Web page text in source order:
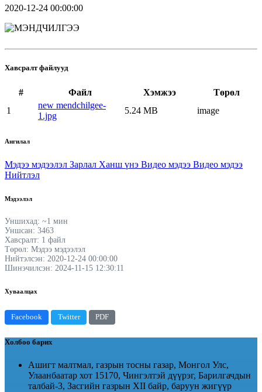
2020-12-24 00:00:00
Хавсралт файлууд
# Файл Хэмжээ
Төрөл
1
new mendchilgee-
1.jpg
5.24 MB image
Ангилал
Мэдээ мэдээлэл Зарлал Ханш үнэ Видео мэдээ Видео мэдээ
Нийтлэл
Мэдээлэл
Уншихад: ~1 мин
Уншсан: 3463
Хавсралт: 1 файл
Төрөл: Мэдээ мэдээлэл
Нийтэлсэн: 2020-12-24 00:00:00
Шинэчилсэн: 2024-11-15 12:30:11
Хуваалцах
Facebook Twitter PDF
Холбоо барих
Ашигт малтмал, газрын тосны газар, Монгол Улс,
Улаанбаатар хот 15170, Чингэлтэй дүүрэг, Барилгачдын
талбай-3, Засгийн газрын XII байр, баруун жигүүр